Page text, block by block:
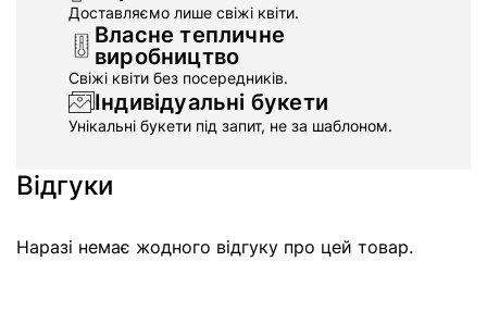
Доставляємо лише свіжі квіти.
Власне тепличне
виробництво
Свіжі квіти без посередників.
Індивідуальні букети
Унікальні букети під запит, не за шаблоном.
Відгуки
Наразі немає жодного відгуку про цей товар.